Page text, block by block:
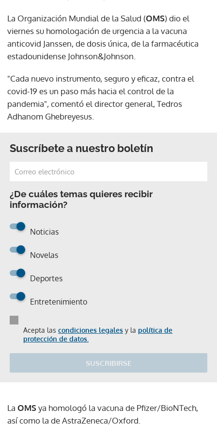
La Organización Mundial de la Salud (OMS) dio el
viernes su homologación de urgencia a la vacuna
anticovid Janssen, de dosis única, de la farmacéutica
estadounidense Johnson&Johnson.
"Cada nuevo instrumento, seguro y eficaz, contra el
covid-19 es un paso más hacia el control de la
pandemia", comentó el director general, Tedros
Adhanom Ghebreyesus.
Suscríbete a nuestro boletín
¿De cuáles temas quieres recibir
información?
Noticias
Novelas
Deportes
Entretenimiento
Acepta las condiciones legales y la política de
protección de datos.
SUSCRIBIRSE
La OMSya homologó la vacuna de Pfizer/BioNTech,
así como la de AstraZeneca/Oxford.